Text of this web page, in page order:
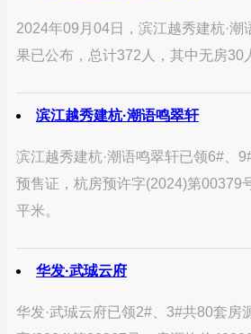
2024年09月04日，滨江越秀建杭·潮
果已公布，总计372人，其中无房30
滨江越秀建杭·潮语鸣翠轩
滨江越秀建杭·潮语鸣翠轩已领6#、
预售证，杭房预许字(2024)第00379
平米。
华发·武珹云府
华发·武珹云府已领2#、3#共80套房